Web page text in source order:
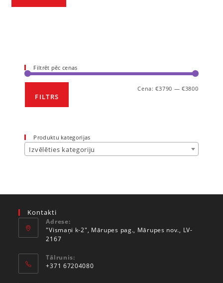
Filtrēt pēc cenas
FILTRS
Cena:€3790 —€3800
Produktu kategorijas
Izvēlēties kategoriju
Kontakti
Adrese:
"Vismaņi k-2", Mārupes pag., Mārupes nov., LV-
2167
Tālrunis:
+371 67204080